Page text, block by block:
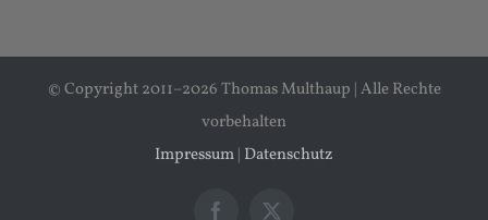
© Copyright 2011–2026 Thomas Multhaup | Alle Rechte
vorbehalten
Impressum Datenschutz